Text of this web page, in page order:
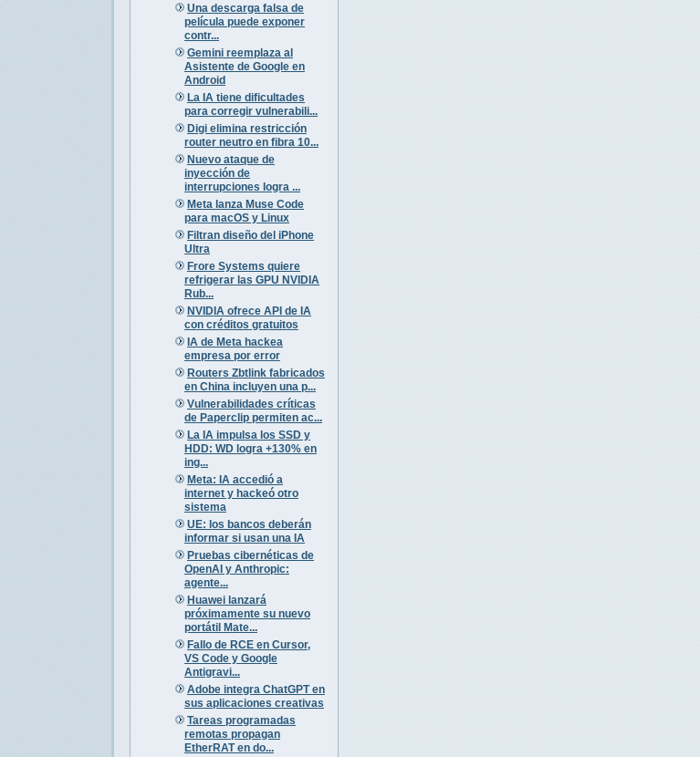
Una descarga falsa de
película puede exponer
contr...
Gemini reemplaza al
Asistente de Google en
Android
La IA tiene dificultades
para corregir vulnerabili...
Digi elimina restricción
router neutro en fibra 10...
Nuevo ataque de
inyección de
interrupciones logra ...
Meta lanza Muse Code
para macOS y Linux
Filtran diseño del iPhone
Ultra
Frore Systems quiere
refrigerar las GPU NVIDIA
Rub...
NVIDIA ofrece API de IA
con créditos gratuitos
IA de Meta hackea
empresa por error
Routers Zbtlink fabricados
en China incluyen una p...
Vulnerabilidades críticas
de Paperclip permiten ac...
La IA impulsa los SSD y
HDD: WD logra +130% en
ing...
Meta: IA accedió a
internet y hackeó otro
sistema
UE: los bancos deberán
informar si usan una IA
Pruebas cibernéticas de
OpenAI y Anthropic:
agente...
Huawei lanzará
próximamente su nuevo
portátil Mate...
Fallo de RCE en Cursor,
VS Code y Google
Antigravi...
Adobe integra ChatGPT en
sus aplicaciones creativas
Tareas programadas
remotas propagan
EtherRAT en do...